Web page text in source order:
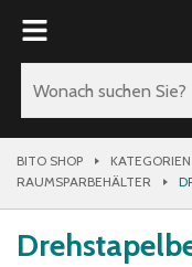
BITO SHOP KATEGORIEN
RAUMSPARBEHÄLTER